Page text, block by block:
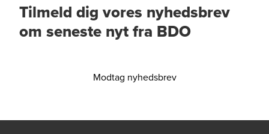
Tilmeld dig vores nyhedsbrev
om seneste nyt fra BDO
Modtag nyhedsbrev